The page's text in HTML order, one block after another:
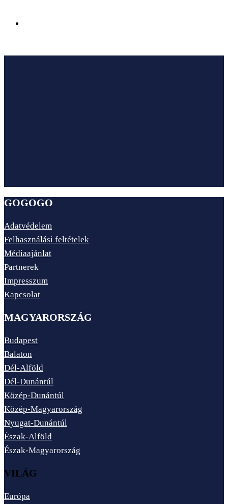
GOGOGO
Adatvédelem
Felhasználási feltételek
Médiaajánlat
Partnerek
Impresszum
Kapcsolat
MAGYARORSZÁG
Budapest
Balaton
Dél-Alföld
Dél-Dunántúl
Közép-Dunántúl
Közép-Magyarország
Nyugat-Dunántúl
Észak-Alföld
Észak-Magyarország
VILÁG
Európa